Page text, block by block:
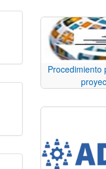
Procedimiento